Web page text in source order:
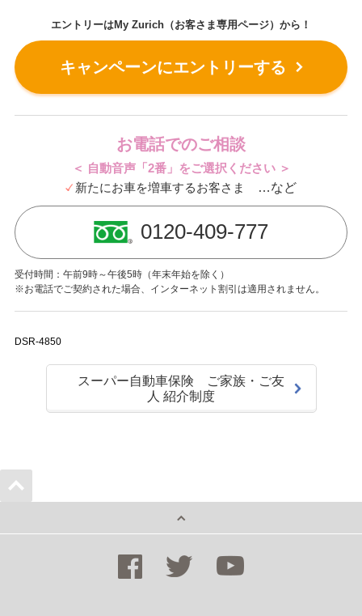
エントリーはMy Zurich（お客さま専用ページ）から！
キャンペーンにエントリーする
お電話でのご相談
＜ 自動音声「2番」をご選択ください ＞
新たにお車を増車するお客さま
…など
0120-409-777
受付時間：午前9時～午後5時（年末年始を除く）
※お電話でご契約された場合、インターネット割引は適用されません。
DSR-4850
スーパー自動車保険 ご家族・ご友
人 紹介制度